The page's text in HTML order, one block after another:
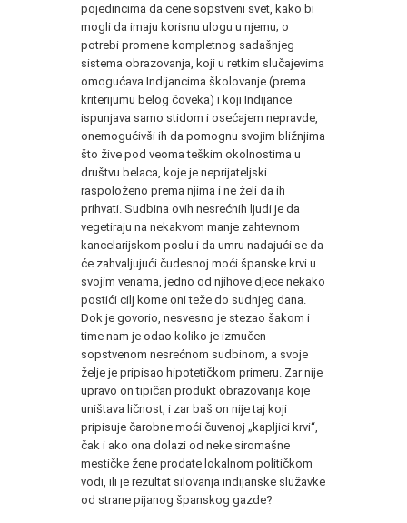
pojedincima da cene sopstveni svet, kako bi
mogli da imaju korisnu ulogu u njemu; o
potrebi promene kompletnog sadašnjeg
sistema obrazovanja, koji u retkim slučajevima
omogućava Indijancima školovanje (prema
kriterijumu belog čoveka) i koji Indijance
ispunjava samo stidom i osećajem nepravde,
onemogućivši ih da pomognu svojim bližnjima
što žive pod veoma teškim okolnostima u
društvu belaca, koje je neprijateljski
raspoloženo prema njima i ne želi da ih
prihvati. Sudbina ovih nesrećnih ljudi je da
vegetiraju na nekakvom manje zahtevnom
kancelarijskom poslu i da umru nadajući se da
će zahvaljujući čudesnoj moći španske krvi u
svojim venama, jedno od njihove djece nekako
postići cilj kome oni teže do sudnjeg dana.
Dok je govorio, nesvesno je stezao šakom i
time nam je odao koliko je izmučen
sopstvenom nesrećnom sudbinom, a svoje
želje je pripisao hipotetičkom primeru. Zar nije
upravo on tipičan produkt obrazovanja koje
uništava ličnost, i zar baš on nije taj koji
pripisuje čarobne moći čuvenoj „kapljici krvi“,
čak i ako ona dolazi od neke siromašne
mestičke žene prodate lokalnom političkom
vođi, ili je rezultat silovanja indijanske služavke
od strane pijanog španskog gazde?